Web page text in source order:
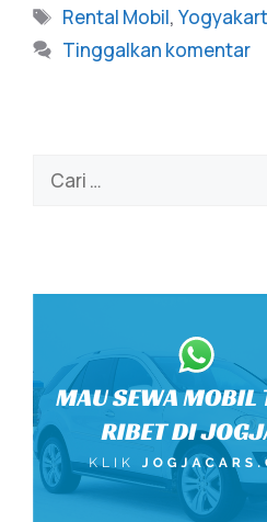
Rental Mobil,
Tinggalkan komentar